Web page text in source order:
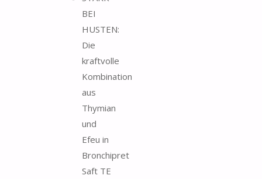
BEI
HUSTEN:
Die
kraftvolle
Kombination
aus
Thymian
und
Efeu in
Bronchipret
Saft TE